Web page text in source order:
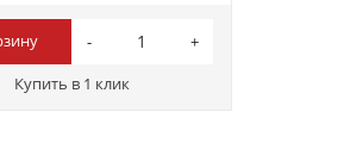
Купить в 1 клик